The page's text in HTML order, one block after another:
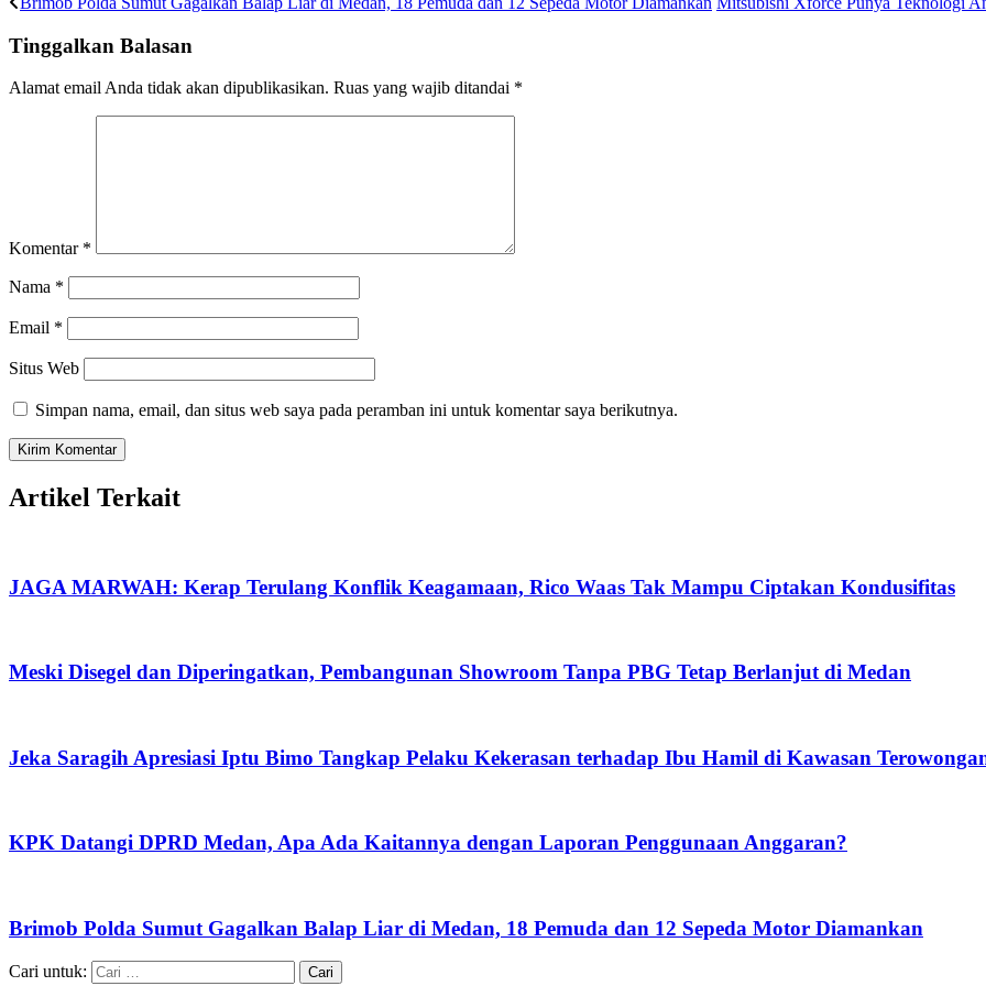
Tinggalkan Balasan
Alamat email Anda tidak akan dipublikasikan. Ruas yang wajib ditandai *
Komentar *
Nama *
Email *
Situs Web
Simpan nama, email, dan situs web saya pada peramban ini untuk komentar saya berikutnya.
Artikel Terkait
JAGA MARWAH: Kerap Terulang Konflik Keagamaan, Rico Waas Tak Mampu Ciptakan Kondusifitas
Meski Disegel dan Diperingatkan, Pembangunan Showroom Tanpa PBG Tetap Berlanjut di Medan
Jeka Saragih Apresiasi Iptu Bimo Tangkap Pelaku Kekerasan terhadap Ibu Hamil di Kawasan
KPK Datangi DPRD Medan, Apa Ada Kaitannya dengan Laporan Penggunaan Anggaran?
Brimob Polda Sumut Gagalkan Balap Liar di Medan, 18 Pemuda dan 12 Sepeda Motor Diamankan
Cari untuk: